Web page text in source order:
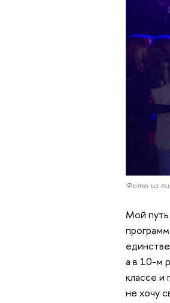
Фото из
Мой путь
а в 10-м
классе и
не хочу